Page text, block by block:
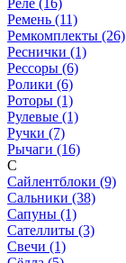
Ремень (11)
Ремкомплекты (26)
Реснички (1)
Рессоры (6)
Ролики (6)
Роторы (1)
Рулевые (1)
Ручки (7)
Рычаги (16)
С
Сайлентблоки (9)
Сальники (38)
Сапуны (1)
Сателлиты (3)
Свечи (1)